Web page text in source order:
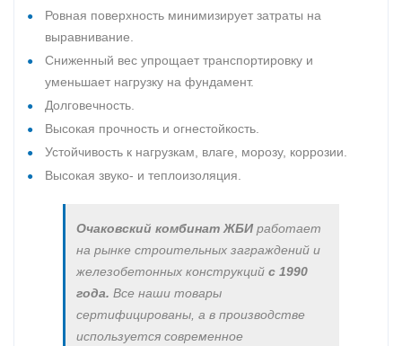
Ровная поверхность минимизирует затраты на
выравнивание.
Сниженный вес упрощает транспортировку и
уменьшает нагрузку на фундамент.
Долговечность.
Высокая прочность и огнестойкость.
Устойчивость к нагрузкам, влаге, морозу, коррозии.
Высокая звуко- и теплоизоляция.
Очаковский комбинат ЖБИработает
на рынке строительных заграждений и
железобетонных конструкций с 1990
года. Все наши товары
сертифицированы, а в производстве
используется современное